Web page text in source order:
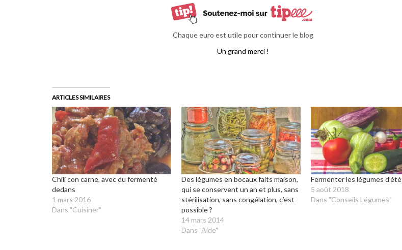
Chaque euro est utile pour continuer le blog
Un grand merci !
ARTICLES SIMILAIRES
Chili con carne, avec du fermenté
dedans
1 mars 2016
Dans "Cuisiner"
Des légumes en bocaux faits maison,
qui se conservent un an et plus, sans
stérilisation, sans congélation, c’est
possible ?
14 mars 2014
Dans "Aide"
Fermenter les légumes d’été
5 août 2018
Dans "Conseils Légumes"